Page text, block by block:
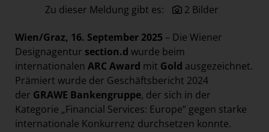
Paradies Garten
section.d
Swiss Life Select
The Companion
The Hoxton
Unibail-Rodamco-Westfield
Zu dieser Meldung gibt es: 2 Bilder
Wien/Graz, 16. September 2025 – Die Wiener
Designagentur section.d wurde beim
internationalen ARC Award mit Gold ausgezeichnet.
Prämiert wurde der Geschäftsbericht 2024
der GRAWE Bankengruppe, der sich in der
Kategorie „Financial Services: Europe“ gegen starke
internationale Konkurrenz durchsetzen konnte.